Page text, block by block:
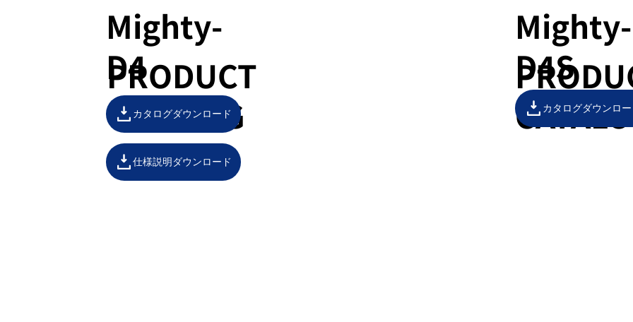
Mighty-
D4
PRODUCT
CATALOG
カタログダウンロード
仕様説明ダウンロード
Mighty-
D4S
カタログダウンロー